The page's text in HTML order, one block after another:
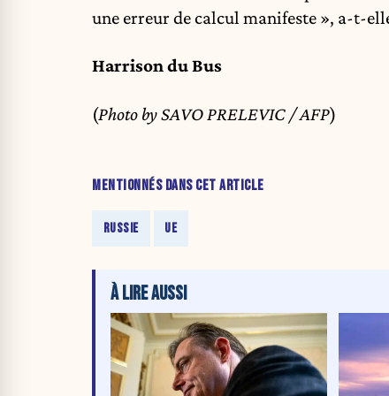
une erreur de calcul manifeste », a-t-
Harrison du Bus
(Photo by SAVO PRELEVIC / AFP)
MENTIONNÉS DANS CET ARTICLE
RUSSIE UE
À LIRE AUSSI